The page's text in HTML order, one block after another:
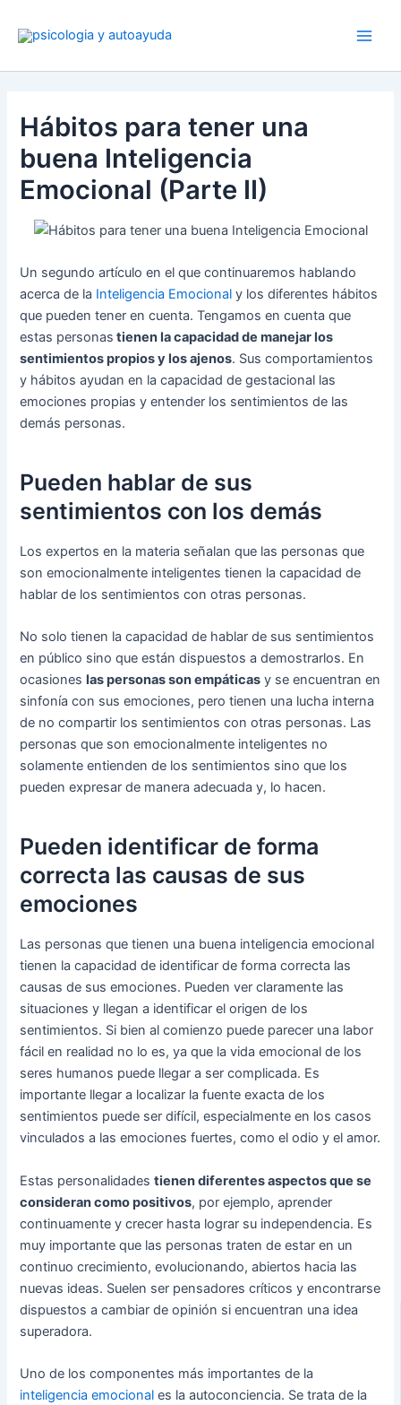
Hábitos para tener una
buena Inteligencia
Emocional (Parte II)
Un segundo artículo en el que continuaremos hablando
acerca de la Inteligencia Emocional y los diferentes hábitos
que pueden tener en cuenta. Tengamos en cuenta que
estas personas tienen la capacidad de manejar los
sentimientos propios y los ajenos. Sus comportamientos
y hábitos ayudan en la capacidad de gestacional las
emociones propias y entender los sentimientos de las
demás personas.
Pueden hablar de sus
sentimientos con los demás
Los expertos en la materia señalan que las personas que
son emocionalmente inteligentes tienen la capacidad de
hablar de los sentimientos con otras personas.
No solo tienen la capacidad de hablar de sus sentimientos
en público sino que están dispuestos a demostrarlos. En
ocasiones las personas son empáticas y se encuentran en
sinfonía con sus emociones, pero tienen una lucha interna
de no compartir los sentimientos con otras personas. Las
personas que son emocionalmente inteligentes no
solamente entienden de los sentimientos sino que los
pueden expresar de manera adecuada y, lo hacen.
Pueden identificar de forma
correcta las causas de sus
emociones
Las personas que tienen una buena inteligencia emocional
tienen la capacidad de identificar de forma correcta las
causas de sus emociones. Pueden ver claramente las
situaciones y llegan a identificar el origen de los
sentimientos. Si bien al comienzo puede parecer una labor
fácil en realidad no lo es, ya que la vida emocional de los
seres humanos puede llegar a ser complicada. Es
importante llegar a localizar la fuente exacta de los
sentimientos puede ser difícil, especialmente en los casos
vinculados a las emociones fuertes, como el odio y el amor.
Estas personalidadestienen diferentes aspectos que se
consideran como positivos, por ejemplo, aprender
continuamente y crecer hasta lograr su independencia. Es
muy importante que las personas traten de estar en un
continuo crecimiento, evolucionando, abiertos hacia las
nuevas ideas. Suelen ser pensadores críticos y encontrarse
dispuestos a cambiar de opinión si encuentran una idea
superadora.
Uno de los componentes más importantes de la
inteligencia emocional es la autoconciencia. Se trata de la